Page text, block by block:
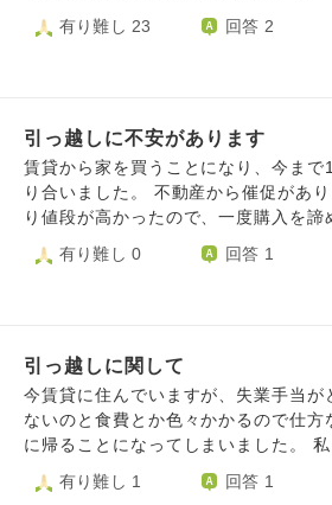
外の景色を眺めて電車や鳥、空を見て
り眺めが良く無いので、窓の外を眺め
寂しいです。公園にも道にもたくさん
新しい思い出ができる期待もあります
います。どうしたらいいですか？
有り難し 23 回答 2
引っ越しに不安があります
賃貸から家を買うことになり、今まで
り合いました。 不動産から催促がありましたが少し予定よ
り値段が高かったので、一度購入を諦
れ以上はないね！ということになり、
に。 ただ、私は今の土地を離れるのが不安です。２０年以
それとも思い切っても大丈夫ですかね
としたのにまた考え直してるのも運命
ったり、、今が幸せで変化するのが不
有り難し 0 回答 1
引っ越しに関して
今賃貸に住んでいますが、失業手当が
ないのと食費とか色々かかるので仕方
に帰ることになってしまいました。 私
い思い出がなく、通勤にもかなり不便
ありません。（中学校時代に酷いいじ
有り難し 1 回答 1